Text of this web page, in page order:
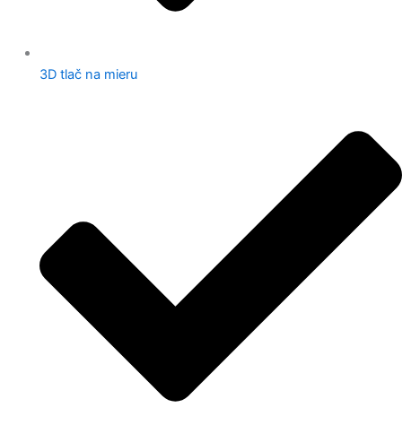
3D tlač na mieru